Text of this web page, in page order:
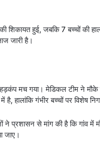
हुई, जबकि 7 बच्चों की
जारी है।
मच गया। मेडिकल टीम ने
गंभीर बच्चों पर विशेष
प्रशासन से मांग की है कि गांव में
जाए।